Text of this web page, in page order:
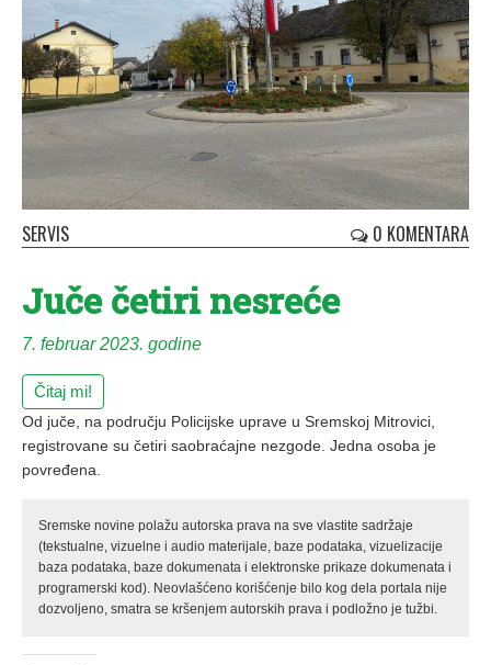
SERVIS 0 KOMENTARA
Juče četiri nesreće
7. februar 2023. godine
Čitaj mi!
Od juče, na području Policijske uprave u Sremskoj Mitrovici,
registrovane su četiri saobraćajne nezgode. Jedna osoba je
povređena.
Sremske novine polažu autorska prava na sve vlastite sadržaje
(tekstualne, vizuelne i audio materijale, baze podataka, vizuelizacije
baza podataka, baze dokumenata i elektronske prikaze dokumenata i
programerski kod). Neovlašćeno korišćenje bilo kog dela portala nije
dozvoljeno, smatra se kršenjem autorskih prava i podložno je tužbi.